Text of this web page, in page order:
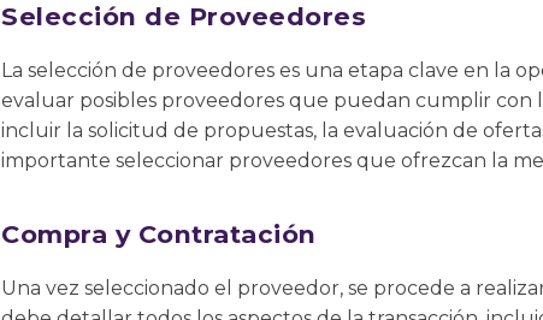
Selección de Proveedores
La selección de proveedores es una etapa clave en la
evaluar posibles proveedores que puedan cumplir con
incluir la solicitud de propuestas, la evaluación de
importante seleccionar proveedores que ofrezcan la
Compra y Contratación
Una vez seleccionado el proveedor, se procede a